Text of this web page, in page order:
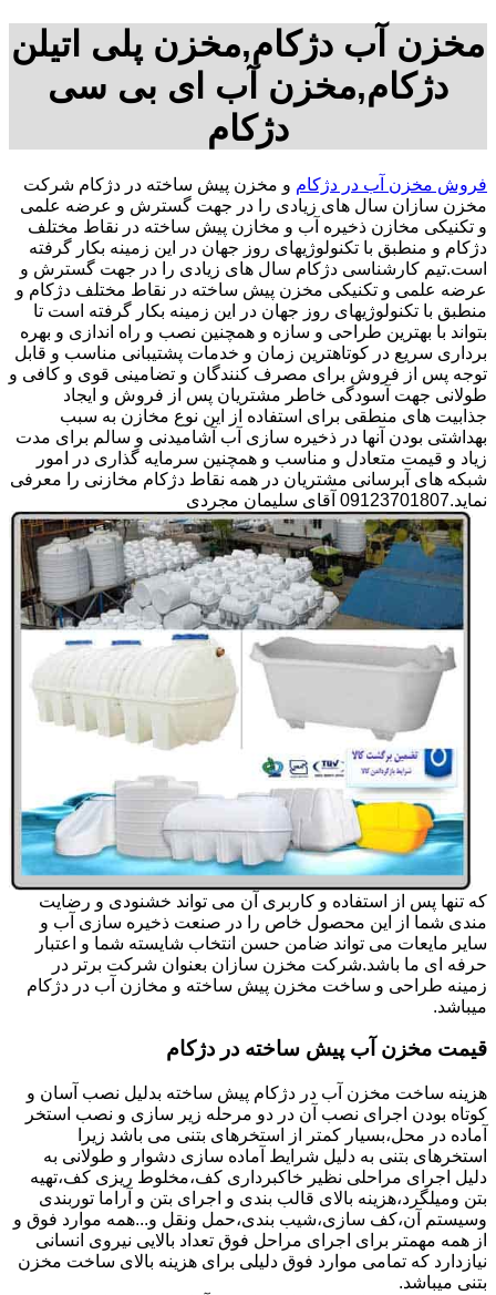
مخزن آب دژکام,مخزن پلی اتیلن
دژکام,مخزن آب ای بی سی
دژکام
فروش مخزن آب در دژکام و مخزن پیش ساخته در دژکام شرکت
مخزن سازان سال های زیادی را در جهت گسترش و عرضه علمی
و تکنیکی مخازن ذخیره آب و مخازن پیش ساخته در نقاط مختلف
دژکام و منطبق با تکنولوژیهای روز جهان در این زمینه بکار گرفته
است.تیم کارشناسی دژکام سال های زیادی را در جهت گسترش و
عرضه علمی و تکنیکی مخزن پیش ساخته در نقاط مختلف دژکام و
منطبق با تکنولوژیهای روز جهان در این زمینه بکار گرفته است تا
بتواند با بهترین طراحی و سازه و همچنین نصب و راه اندازی و بهره
برداری سریع در کوتاهترین زمان و خدمات پشتیبانی مناسب و قابل
توجه پس از فروش برای مصرف کنندگان و تضامینی قوی و کافی و
طولانی جهت آسودگی خاطر مشتریان پس از فروش و ایجاد
جذابیت های منطقی برای استفاده از این نوع مخازن به سبب
بهداشتی بودن آنها در ذخیره سازی آب آشامیدنی و سالم برای مدت
زیاد و قیمت متعادل و مناسب و همچنین سرمایه گذاری در امور
شبکه های آبرسانی مشتریان در همه نقاط دژکام مخازنی را معرفی
نماید.09123701807 آقای سلیمان مجردی
که تنها پس از استفاده و کاربری آن می تواند خشنودی و رضایت
مندی شما از این محصول خاص را در صنعت ذخیره سازی آب و
سایر مایعات می تواند ضامن حسن انتخاب شایسته شما و اعتبار
حرفه ای ما باشد.شرکت مخزن سازان بعنوان شرکت برتر در
زمینه طراحی و ساخت مخزن پیش ساخته و مخازن آب در دژکام
میباشد.
قیمت مخزن آب پیش ساخته در دژکام
هزینه ساخت مخزن آب در دژکام پیش ساخته بدلیل نصب آسان و
کوتاه بودن اجرای نصب آن در دو مرحله زیر سازی و نصب استخر
آماده در محل،بسیار کمتر از استخرهای بتنی می باشد زیرا
استخرهای بتنی به دلیل شرایط آماده سازی دشوار و طولانی به
دلیل اجرای مراحلی نظیر خاکبرداری کف،مخلوط ریزی کف،تهیه
بتن ومیلگرد،هزینه بالای قالب بندی و اجرای بتن و آراما توربندی
وسیستم آن،کف سازی،شیب بندی،حمل ونقل و...همه موارد فوق و
از همه مهمتر برای اجرای مراحل فوق تعداد بالایی نیروی انسانی
نیازدارد که تمامی موارد فوق دلیلی برای هزینه بالای ساخت مخزن
بتنی میباشد.